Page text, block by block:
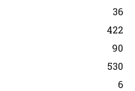
36
422
90
530
6